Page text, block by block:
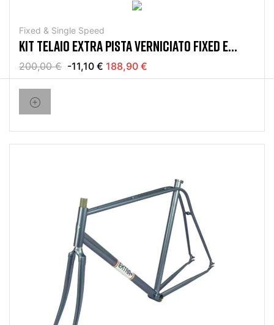
Fixed & Single Speed
KIT TELAIO EXTRA PISTA VERNICIATO FIXED E
SINGLE SPEED
200,00 € -11,10 € 188,90 €